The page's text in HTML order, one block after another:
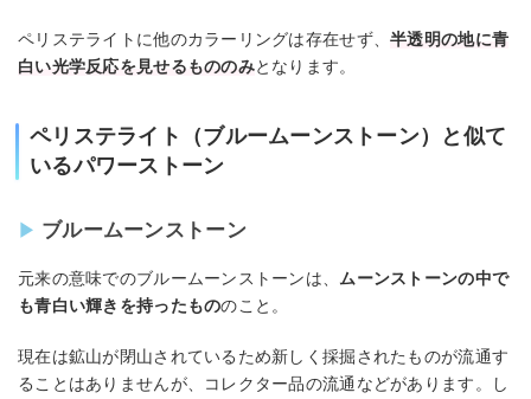
ペリステライトに他のカラーリングは存在せず、半透明の地に青
白い光学反応を見せるもののみとなります。
ペリステライト（ブルームーンストーン）と似て
いるパワーストーン
ブルームーンストーン
元来の意味でのブルームーンストーンは、 ムーンストーンの中で
も青白い輝きを持ったもののこと。
現在は鉱山が閉山されているため新しく採掘されたものが流通す
ることはありませんが、コレクター品の流通などがあります。し